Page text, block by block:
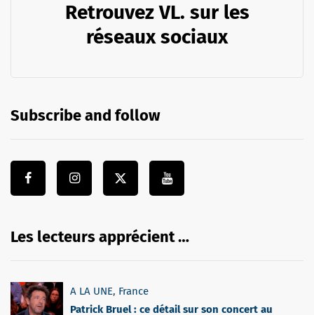
Retrouvez VL. sur les
réseaux sociaux
Subscribe and follow
Les lecteurs apprécient …
A LA UNE, France
Patrick Bruel : ce détail sur son concert au